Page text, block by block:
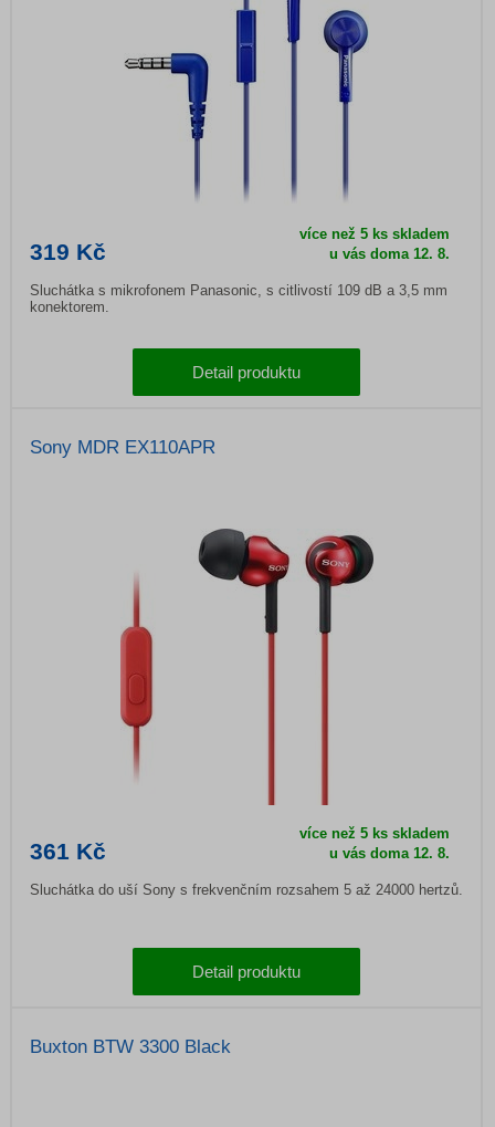
319 Kč
více než 5 ks skladem
u vás doma12. 8.
Sluchátka s mikrofonem Panasonic, s citlivostí 109 dB a 3,5 mm
konektorem.
Detail produktu
Sony MDR EX110APR
361 Kč
více než 5 ks skladem
u vás doma12. 8.
Sluchátka do uší Sony s frekvenčním rozsahem 5 až 24000 hertzů.
Detail produktu
Buxton BTW 3300 Black